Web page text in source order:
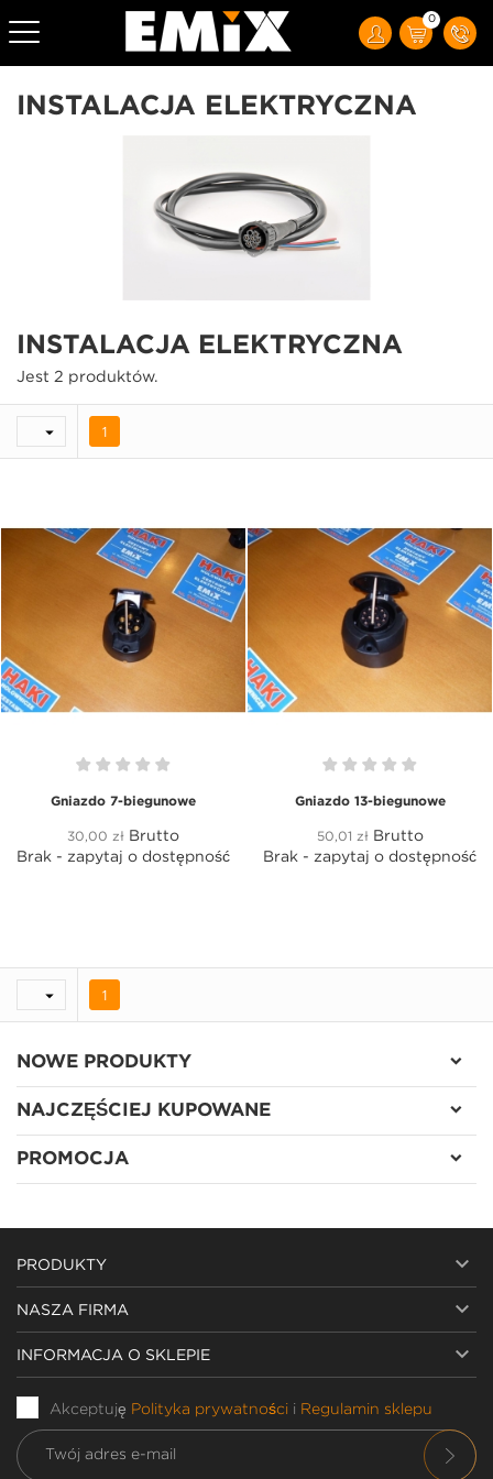
0
INSTALACJA ELEKTRYCZNA
NOWE PRODUKTY
NAJCZĘŚCIEJ KUPOWANE
PROMOCJA
INSTALACJA ELEKTRYCZNA
Jest 2 produktów.
 1
Gniazdo 7-biegunowe
30,00 zł Brutto
Brak - zapytaj o dostępność
Gniazdo 13-biegunowe
50,01 złBrutto
Brak - zapytaj o dostępność
 1
PRODUKTY 
NASZA FIRMA 
INFORMACJA O SKLEPIE 
Akceptuję Polityka prywatności i Regulamin sklepu